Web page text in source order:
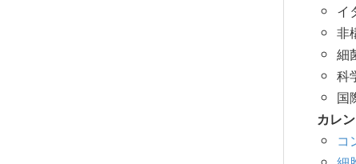
イ
非
細
科
国
カレ
コ